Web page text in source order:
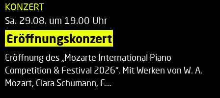
KONZERT
Sa. 29.08. um 19.00 Uhr
Eröffnungskonzert
Eröffnung des „Mozarte International Piano
Competition & Festival 2026“. Mit Werken von W. A.
Mozart, Clara Schumann, F.…